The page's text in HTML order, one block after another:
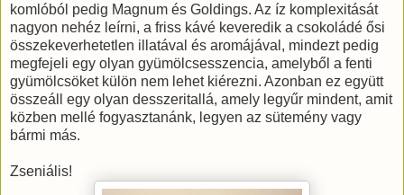
komlóból pedig Magnum és Goldings. Az íz komplexitását
nagyon nehéz leírni, a friss kávé keveredik a csokoládé ősi
összekeverhetetlen illatával és aromájával, mindezt pedig
megfejeli egy olyan gyümölcsesszencia, amelyből a fenti
gyümölcsöket külön nem lehet kiérezni. Azonban ez együtt
összeáll egy olyan desszeritallá, amely legyűr mindent, amit
közben mellé fogyasztanánk, legyen az sütemény vagy
bármi más.
Zseniális!